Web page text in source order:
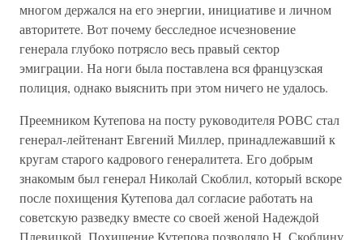
многом держался на его энергии, инициативе и личном
авторитете. Вот почему бесследное исчезновение
генерала глубоко потрясло весь правый сектор
эмиграции. На ноги была поставлена вся французская
полиция, однако выяснить при этом ничего не удалось.
Преемником Кутепова на посту руководителя РОВС стал
генерал-лейтенант Евгений Миллер, принадлежавший к
кругам старого кадрового генералитета. Его добрым
знакомым был генерал Николай Скоблил, который вскоре
после похищения Кутепова дал согласие работать на
советскую разведку вместе со своей женой Надеждой
Плевицкой. Похищение Кутепова позволяло Н. Скоблину